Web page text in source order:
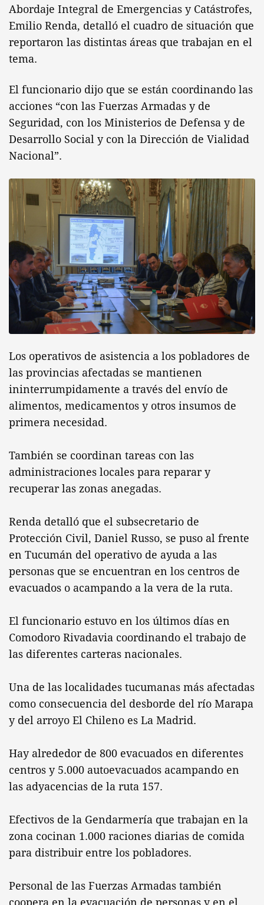
Abordaje Integral de Emergencias y Catástrofes,
Emilio Renda, detalló el cuadro de situación que
reportaron las distintas áreas que trabajan en el
tema.
El funcionario dijo que se están coordinando las
acciones “con las Fuerzas Armadas y de
Seguridad, con los Ministerios de Defensa y de
Desarrollo Social y con la Dirección de Vialidad
Nacional”.
Los operativos de asistencia a los pobladores de
las provincias afectadas se mantienen
ininterrumpidamente a través del envío de
alimentos, medicamentos y otros insumos de
primera necesidad.
También se coordinan tareas con las
administraciones locales para reparar y
recuperar las zonas anegadas.
Renda detalló que el subsecretario de
Protección Civil, Daniel Russo, se puso al frente
en Tucumán del operativo de ayuda a las
personas que se encuentran en los centros de
evacuados o acampando a la vera de la ruta.
El funcionario estuvo en los últimos días en
Comodoro Rivadavia coordinando el trabajo de
las diferentes carteras nacionales.
Una de las localidades tucumanas más afectadas
como consecuencia del desborde del río Marapa
y del arroyo El Chileno es La Madrid.
Hay alrededor de 800 evacuados en diferentes
centros y 5.000 autoevacuados acampando en
las adyacencias de la ruta 157.
Efectivos de la Gendarmería que trabajan en la
zona cocinan 1.000 raciones diarias de comida
para distribuir entre los pobladores.
Personal de las Fuerzas Armadas también
coopera en la evacuación de personas y en el